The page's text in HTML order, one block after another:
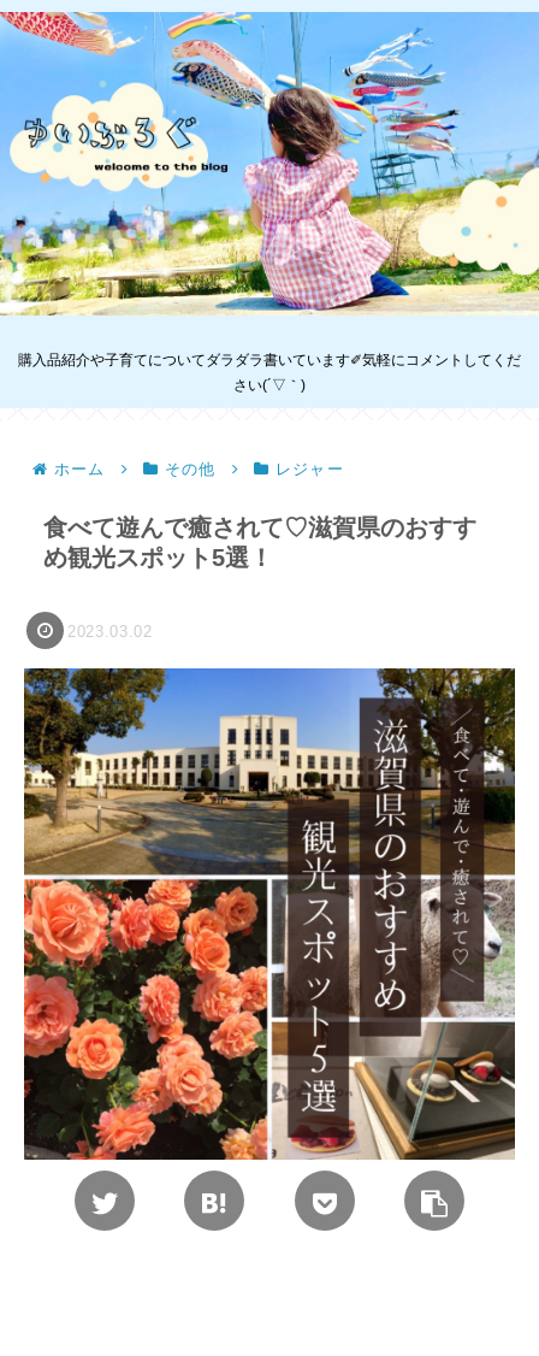
購入品紹介や子育てについてダラダラ書いています✐気軽にコメントしてくだ
さい(´▽｀)
ホーム その他 レジャー
食べて遊んで癒されて♡滋賀県のおすす
め観光スポット5選！
2023.03.02